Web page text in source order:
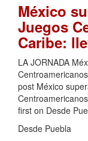
México
Juegos
Caribe:
LA JORNADA
post México
first on Desde
Desde Puebla